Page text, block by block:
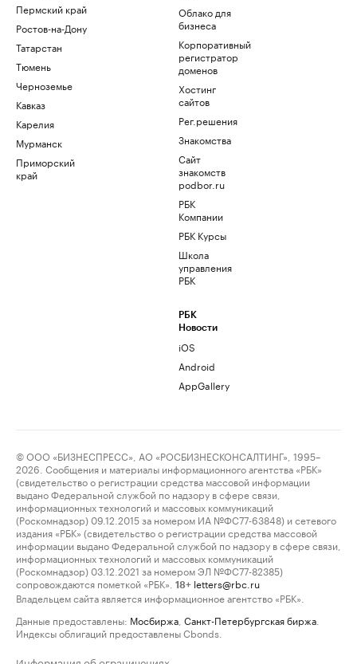
Пермский край
Ростов-на-Дону
Татарстан
Тюмень
Черноземье
Кавказ
Карелия
Мурманск
Приморский
край
Облако для
бизнеса
Корпоративный
регистратор
доменов
Хостинг
сайтов
Рег.решения
Знакомства
Сайт
знакомств
podbor.ru
РБК
Компании
РБК Курсы
Школа
управления
РБК
РБК
Новости
iOS
Android
AppGallery
© ООО «БИЗНЕСПРЕСС», АО «РОСБИЗНЕСКОНСАЛТИНГ», 1995–
2026. Сообщения и материалы информационного агентства «РБК»
(свидетельство о регистрации средства массовой информации
выдано Федеральной службой по надзору в сфере связи,
информационных технологий и массовых коммуникаций
(Роскомнадзор) 09.12.2015 за номером ИА №ФС77-63848) и сетевого
издания «РБК» (свидетельство о регистрации средства массовой
информации выдано Федеральной службой по надзору в сфере связи,
информационных технологий и массовых коммуникаций
(Роскомнадзор) 03.12.2021 за номером ЭЛ №ФС77-82385)
сопровождаются пометкой «РБК».
18+ letters@rbc.ru
Владельцем сайта является информационное агентство «РБК».
Данные предоставлены: Мосбиржа Санкт-Петербургская биржа
Индексы облигаций предоставлены Cbonds.